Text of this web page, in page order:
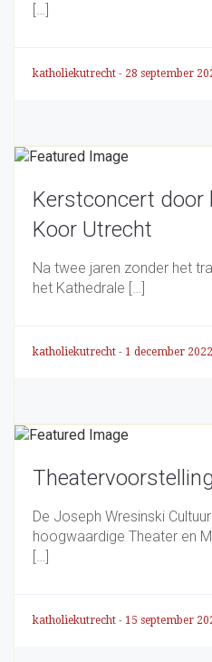
[…]
katholiekutrecht - 28 september
Kerstconcert door
Koor Utrecht
Na twee jaren zonder het
het Kathedrale […]
katholiekutrecht - 1 december 2022
De Joseph Wresinski
hoogwaardige Theater en
[…]
katholiekutrecht - 15 september